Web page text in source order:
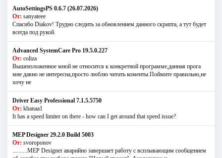
AutoSettingsPS 0.6.7 (26.07.2026)
От: sanyateee
Спасибо Diakov! Трудно следить за обновлением данного скрипта, а тут будет
всегда под рукой.
Advanced SystemCare Pro 19.5.0.227
От: coliza
Вышеизложенное мной не относится к конкретной программе,данная прога
мне давно не интересна,просто люблю читать коменты.Поймите правильно,не
хочу не
Driver Easy Professional 7.1.5.5750
От: khanaa1
It has a speed limiter on there - how can I get around that speed issue?
MEP Designer 29.2.0 Build 5003
От: svoroponov
..........MEP Designer аварийно завершает работу с всплывающим сообщением